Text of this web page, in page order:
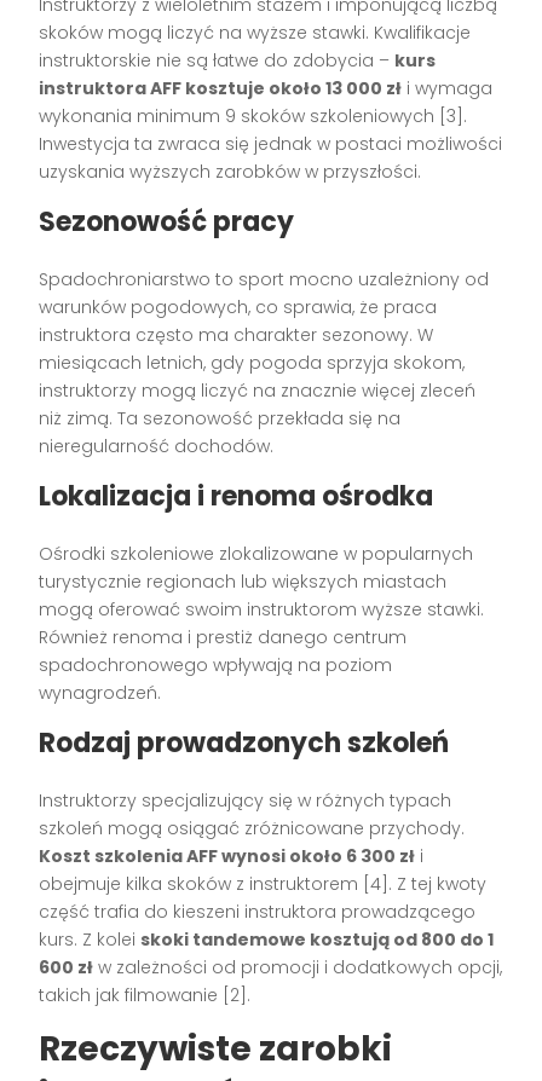
skoków mogą liczyć na wyższe stawki. Kwalifikacje
instruktorskie nie są łatwe do zdobycia – kurs
instruktora AFF kosztuje około 13 000 zł i wymaga
wykonania minimum 9 skoków szkoleniowych [3].
Inwestycja ta zwraca się jednak w postaci możliwości
uzyskania wyższych zarobków w przyszłości.
Sezonowość pracy
Spadochroniarstwo to sport mocno uzależniony od
warunków pogodowych, co sprawia, że praca
instruktora często ma charakter sezonowy. W
miesiącach letnich, gdy pogoda sprzyja skokom,
instruktorzy mogą liczyć na znacznie więcej zleceń
niż zimą. Ta sezonowość przekłada się na
nieregularność dochodów.
Lokalizacja i renoma ośrodka
Ośrodki szkoleniowe zlokalizowane w popularnych
turystycznie regionach lub większych miastach
mogą oferować swoim instruktorom wyższe stawki.
Również renoma i prestiż danego centrum
spadochronowego wpływają na poziom
wynagrodzeń.
Rodzaj prowadzonych szkoleń
Instruktorzy specjalizujący się w różnych typach
szkoleń mogą osiągać zróżnicowane przychody.
Koszt szkolenia AFF wynosi około 6 300 zł i
obejmuje kilka skoków z instruktorem [4]. Z tej kwoty
część trafia do kieszeni instruktora prowadzącego
kurs. Z kolei skoki tandemowe kosztują od 800 do 1
600 zł w zależności od promocji i dodatkowych opcji,
takich jak filmowanie [2].
Rzeczywiste zarobki